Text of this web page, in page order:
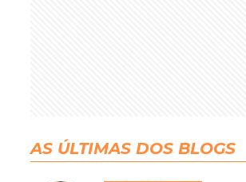
AS ÚLTIMAS DOS BLOGS